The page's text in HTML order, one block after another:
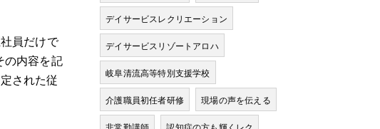
員だけで
の内容を記
された従
デイサービスレクリエーション
デイサービスリゾートアロハ
岐阜清流高等特別支援学校
介護職員初任者研修 現場の声を伝える
非常勤講師 認知症の方も輝くレク